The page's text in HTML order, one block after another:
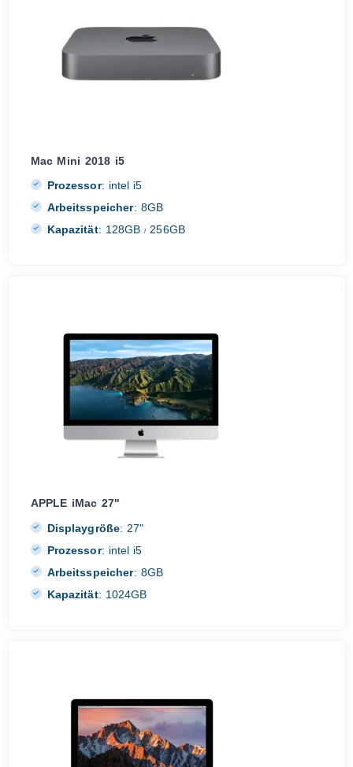
Mac Mini 2018 i5
Prozessor: intel i5
Arbeitsspeicher: 8GB
Kapazität: 128GB/ 256GB
APPLE iMac 27"
Displaygröße: 27"
Prozessor: intel i5
Arbeitsspeicher: 8GB
Kapazität: 1024GB